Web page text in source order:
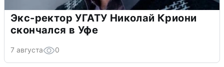
Экс-ректор УГАТУ Николай Криони
скончался в Уфе
7 августа 0